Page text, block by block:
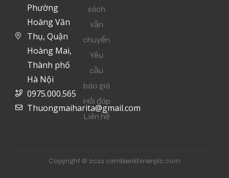
Phường
Hoàng Văn
Thụ, Quận
Hoàng Mai,
Thành phố
Hà Nội
0975.000.565
Thuongmaiharita@gmail.com
sách
vận
chuyển
Yêu
cầu
báo giá
Hỏi đáp
Liên hệ
Copyright © 2022 cambienkhinenplc.com